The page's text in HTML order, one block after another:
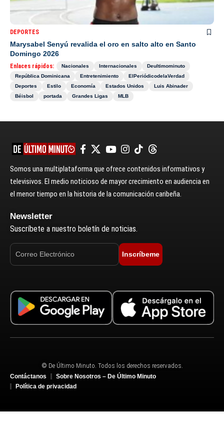
DEPORTES
Marysabel Senyú revalida el oro en salto alto en Santo
Domingo 2026
Enlaces rápidos: Nacionales Internacionales
Deultimominuto
República Dominicana
Entretenimiento
ElPeriódicodelaVerdad
Deportes
Estilo Economía Estados Unidos
Luis Abinader
Béisbol
portada Grandes Ligas MLB
Somos una multiplataforma que ofrece contenidos informativos y
televisivos. El medio noticioso de mayor crecimiento en audiencia en
el menor tiempo en la historia de la comunicación caribeña.
Newsletter
Suscríbete a nuestro boletín de noticias.
Inscríbeme
© De Último Minuto. Todos los derechos reservados.
Contáctanos
Sobre Nosotros – De Último Minuto
Política de privacidad